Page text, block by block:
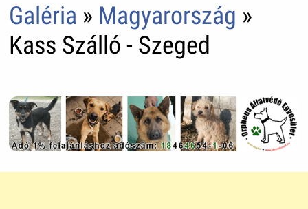
Galéria » Magyarország »
Kass Szálló - Szeged